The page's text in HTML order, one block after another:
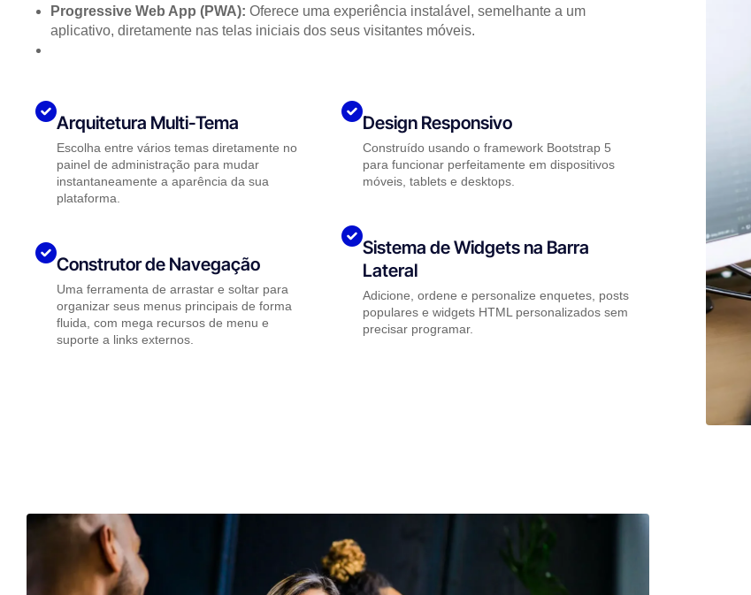
Progressive Web App (PWA): Oferece uma experiência instalável, semelhante a um
aplicativo, diretamente nas telas iniciais dos seus visitantes móveis.
Arquitetura Multi-Tema
Escolha entre vários temas diretamente no
painel de administração para mudar
instantaneamente a aparência da sua
plataforma.
Construtor de Navegação
Uma ferramenta de arrastar e soltar para
organizar seus menus principais de forma
fluida, com mega recursos de menu e
suporte a links externos.
Design Responsivo
Construído usando o framework Bootstrap 5
para funcionar perfeitamente em dispositivos
móveis, tablets e desktops.
Sistema de Widgets na Barra
Lateral
Adicione, ordene e personalize enquetes, posts
populares e widgets HTML personalizados sem
precisar programar.